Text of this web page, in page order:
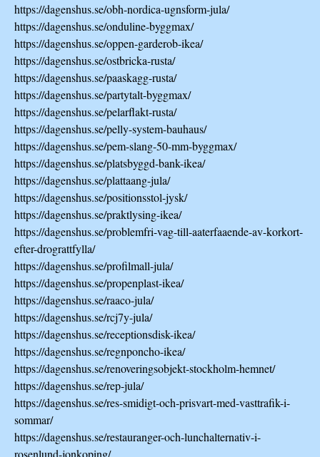
https://dagenshus.se/obh-nordica-ugnsform-jula/
https://dagenshus.se/onduline-byggmax/
https://dagenshus.se/oppen-garderob-ikea/
https://dagenshus.se/ostbricka-rusta/
https://dagenshus.se/paaskagg-rusta/
https://dagenshus.se/partytalt-byggmax/
https://dagenshus.se/pelarflakt-rusta/
https://dagenshus.se/pelly-system-bauhaus/
https://dagenshus.se/pem-slang-50-mm-byggmax/
https://dagenshus.se/platsbyggd-bank-ikea/
https://dagenshus.se/plattaang-jula/
https://dagenshus.se/positionsstol-jysk/
https://dagenshus.se/praktlysing-ikea/
https://dagenshus.se/problemfri-vag-till-aaterfaaende-av-korkort-
efter-drograttfylla/
https://dagenshus.se/profilmall-jula/
https://dagenshus.se/propenplast-ikea/
https://dagenshus.se/raaco-jula/
https://dagenshus.se/rcj7y-jula/
https://dagenshus.se/receptionsdisk-ikea/
https://dagenshus.se/regnponcho-ikea/
https://dagenshus.se/renoveringsobjekt-stockholm-hemnet/
https://dagenshus.se/rep-jula/
https://dagenshus.se/res-smidigt-och-prisvart-med-vasttrafik-i-
sommar/
https://dagenshus.se/restauranger-och-lunchalternativ-i-
rosenlund-jonkoping/